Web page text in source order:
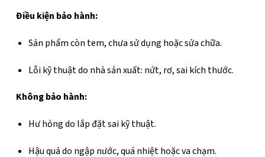
Điều kiện bảo hành:
Sản phẩm còn tem, chưa sử dụng hoặc sửa chữa.
Lỗi kỹ thuật do nhà sản xuất: nứt, rơ, sai kích thước.
Không bảo hành:
Hư hỏng do lắp đặt sai kỹ thuật.
Hậu quả do ngập nước, quá nhiệt hoặc va chạm.